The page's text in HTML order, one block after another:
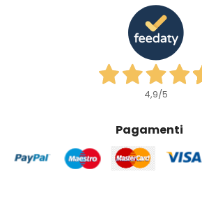
4,9/5
Pagamenti